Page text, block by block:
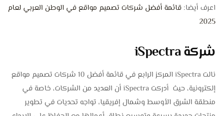
اعرف أيضا:قائمة أفضل شركات تصميم مواقع في الوطن العربي لعام
2025
شركة iSpectra
نالت iSpectra المركز الرابع في قائمة أفضل 10 شركات تصميم مواقع
إلكترونية، حيث أدركت iSpectra أن العديد من الشركات، خاصة في
منطقة الشرق الأوسط وشمال إفريقيا، تواجه تحديات في تطوير